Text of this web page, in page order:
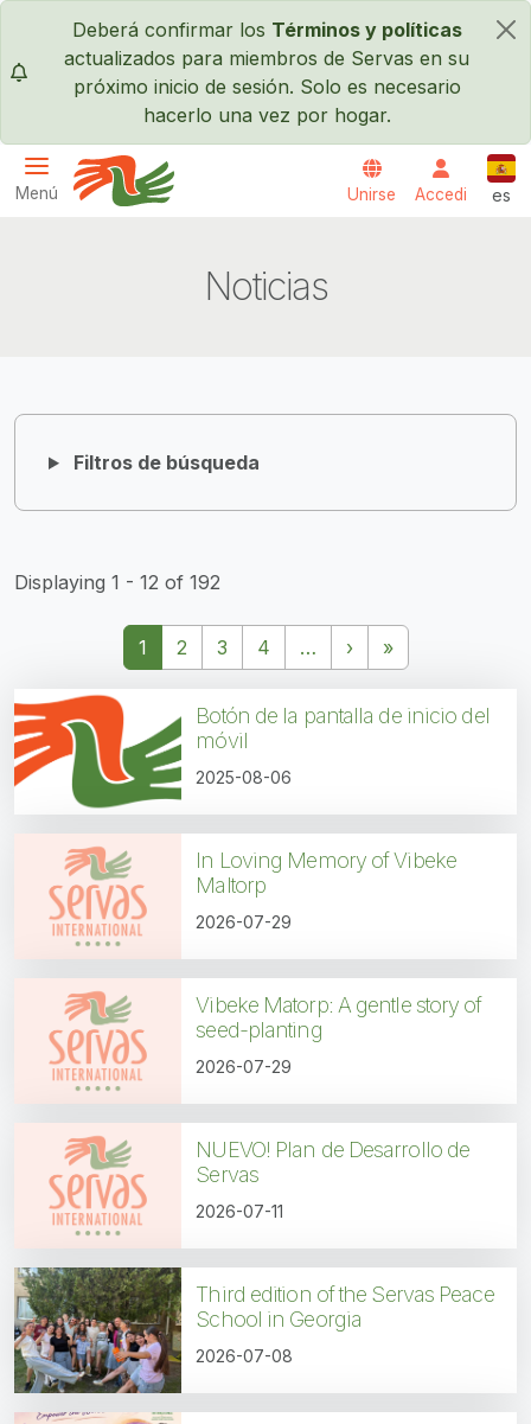
Pasar al contenido principal
×
Deberá confirmar los Términos y políticas
actualizados para miembros de Servas en su
próximo inicio de sesión. Solo es necesario
hacerlo una vez por hogar.
Menú Unirse Accedi es
Noticias
Filtros de búsqueda
Displaying 1 - 12 of 192
Paginación 1 2 3 4 … ›Siguiente página
»Última página
Botón de la pantalla de inicio del
móvil
2025-08-06
In Loving Memory of Vibeke
Maltorp
2026-07-29
Vibeke Matorp: A gentle story of
seed-planting
2026-07-29
NUEVO! Plan de Desarrollo de
Servas
2026-07-11
Third edition of the Servas Peace
School in Georgia
2026-07-08